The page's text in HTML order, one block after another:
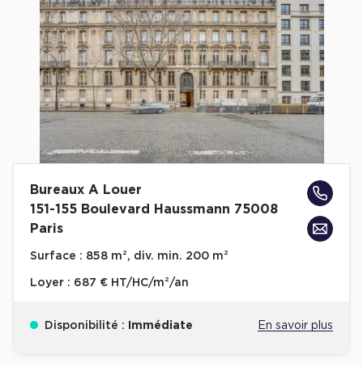
Cas Clients
Bureaux A Louer
151-155 Boulevard Haussmann 75008
Paris
Surface : 858 m², div. min. 200 m²
Loyer : 687 € HT/HC/m²/an
Disponibilité : Immédiate En savoir plus